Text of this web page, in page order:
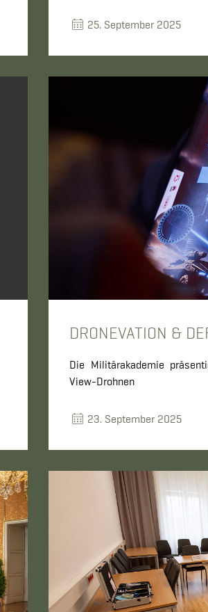
25. September 2025
DRONEVATION &
Die Militärakademie
View-Drohnen
23. September 2025